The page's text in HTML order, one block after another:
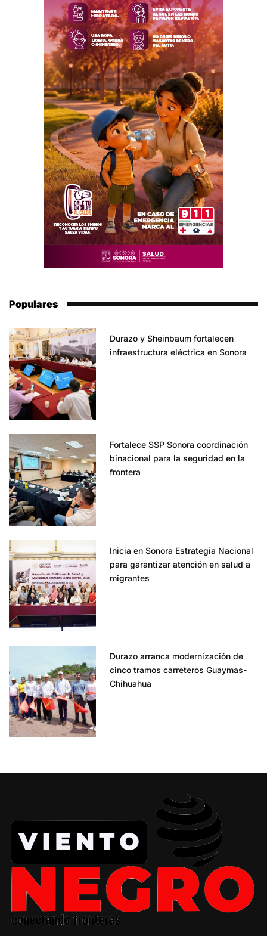
Populares
Durazo y Sheinbaum fortalecen
infraestructura eléctrica en Sonora
Fortalece SSP Sonora coordinación
binacional para la seguridad en la
frontera
Inicia en Sonora Estrategia Nacional
para garantizar atención en salud a
migrantes
Durazo arranca modernización de
cinco tramos carreteros Guaymas-
Chihuahua